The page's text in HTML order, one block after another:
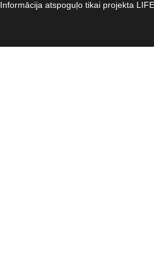
Informācija atspoguļo tikai projekta